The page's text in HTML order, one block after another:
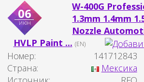
06
июн
W-400G
1.3mm 1.4mm
Nozzle
HVLP Paint ... (EN)
Номер:
141712843
Страна:
Мексика